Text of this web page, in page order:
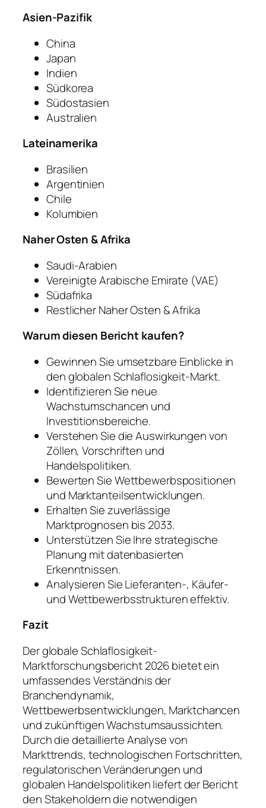
Asien-Pazifik
China
Japan
Indien
Südkorea
Südostasien
Australien
Lateinamerika
Brasilien
Argentinien
Chile
Kolumbien
Naher Osten & Afrika
Saudi-Arabien
Vereinigte Arabische Emirate (VAE)
Südafrika
Restlicher Naher Osten & Afrika
Warum diesen Bericht kaufen?
Gewinnen Sie umsetzbare Einblicke in
den globalen Schlaflosigkeit-Markt.
Identifizieren Sie neue
Wachstumschancen und
Investitionsbereiche.
Verstehen Sie die Auswirkungen von
Zöllen, Vorschriften und
Handelspolitiken.
Bewerten Sie Wettbewerbspositionen
und Marktanteilsentwicklungen.
Erhalten Sie zuverlässige
Marktprognosen bis 2033.
Unterstützen Sie Ihre strategische
Planung mit datenbasierten
Erkenntnissen.
Analysieren Sie Lieferanten-, Käufer-
und Wettbewerbsstrukturen effektiv.
Fazit
Der globale Schlaflosigkeit-
Marktforschungsbericht 2026 bietet ein
umfassendes Verständnis der
Branchendynamik,
Wettbewerbsentwicklungen, Marktchancen
und zukünftigen Wachstumsaussichten.
Durch die detaillierte Analyse von
Markttrends, technologischen Fortschritten,
regulatorischen Veränderungen und
globalen Handelspolitiken liefert der Bericht
den Stakeholdern die notwendigen